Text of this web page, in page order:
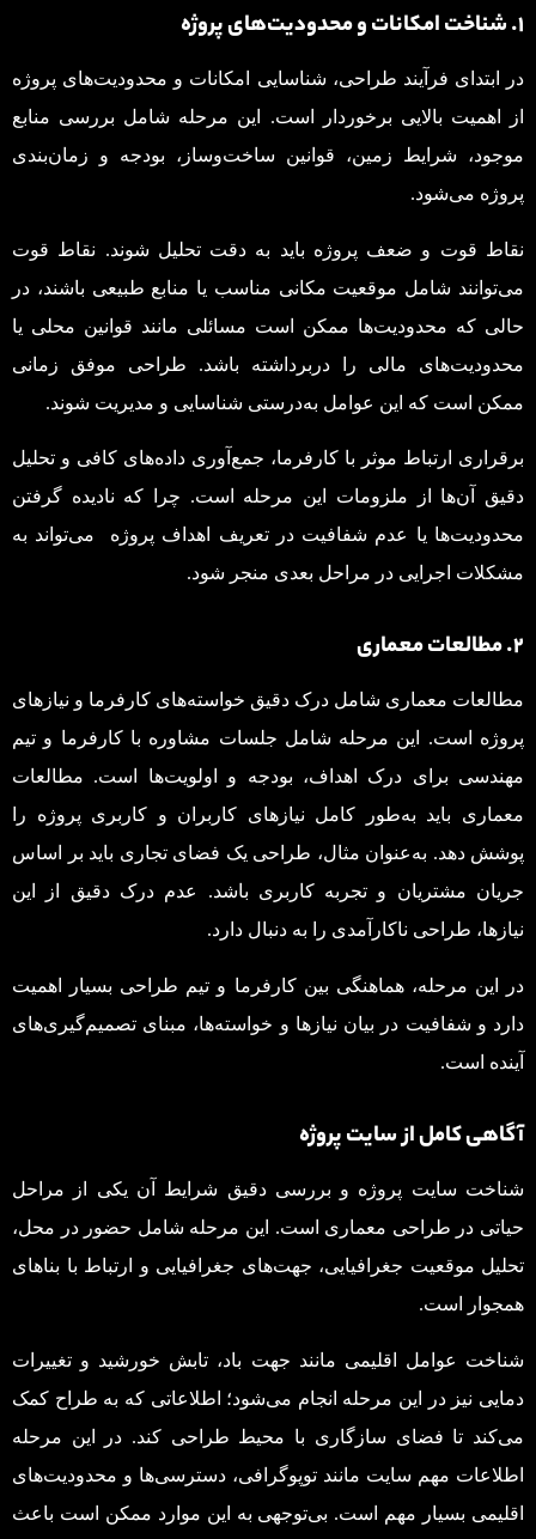
1. شناخت امکانات و محدودیت‌های پروژه
در ابتدای فرآیند طراحی، شناسایی امکانات و محدودیت‌های پروژه
از اهمیت بالایی برخوردار است. این مرحله شامل بررسی منابع
موجود، شرایط زمین، قوانین ساخت‌وساز، بودجه و زمان‌بندی
پروژه می‌شود.
نقاط قوت و ضعف پروژه باید به دقت تحلیل شوند. نقاط قوت
می‌توانند شامل موقعیت مکانی مناسب یا منابع طبیعی باشند، در
حالی که محدودیت‌ها ممکن است مسائلی مانند قوانین محلی یا
محدودیت‌های مالی را دربرداشته باشد. طراحی موفق زمانی
ممکن است که این عوامل به‌درستی شناسایی و مدیریت شوند.
برقراری ارتباط موثر با کارفرما، جمع‌آوری داده‌های کافی و تحلیل
دقیق آن‌ها از ملزومات این مرحله است. چرا که نادیده گرفتن
محدودیت‌ها یا عدم شفافیت در تعریف اهداف پروژه می‌تواند به
مشکلات اجرایی در مراحل بعدی منجر شود.
2. مطالعات معماری
مطالعات معماری شامل درک دقیق خواسته‌های کارفرما و نیازهای
پروژه است. این مرحله شامل جلسات مشاوره با کارفرما و تیم
مهندسی برای درک اهداف، بودجه و اولویت‌ها است. مطالعات
معماری باید به‌طور کامل نیازهای کاربران و کاربری پروژه را
پوشش دهد. به‌عنوان مثال، طراحی یک فضای تجاری باید بر اساس
جریان مشتریان و تجربه کاربری باشد. عدم درک دقیق از این
نیازها، طراحی ناکارآمدی را به دنبال دارد.
در این مرحله، هماهنگی بین کارفرما و تیم طراحی بسیار اهمیت
دارد و شفافیت در بیان نیازها و خواسته‌ها، مبنای تصمیم‌گیری‌های
آینده است.
آگاهی کامل از سایت پروژه
شناخت سایت پروژه و بررسی دقیق شرایط آن یکی از مراحل
حیاتی در طراحی معماری است. این مرحله شامل حضور در محل،
تحلیل موقعیت جغرافیایی، جهت‌های جغرافیایی و ارتباط با بناهای
همجوار است.
شناخت عوامل اقلیمی مانند جهت باد، تابش خورشید و تغییرات
دمایی نیز در این مرحله انجام می‌شود؛ اطلاعاتی که به طراح کمک
می‌کند تا فضای سازگاری با محیط طراحی کند. در این مرحله
اطلاعات مهم سایت مانند توپوگرافی، دسترسی‌ها و محدودیت‌های
اقلیمی بسیار مهم است. بی‌توجهی به این موارد ممکن است باعث